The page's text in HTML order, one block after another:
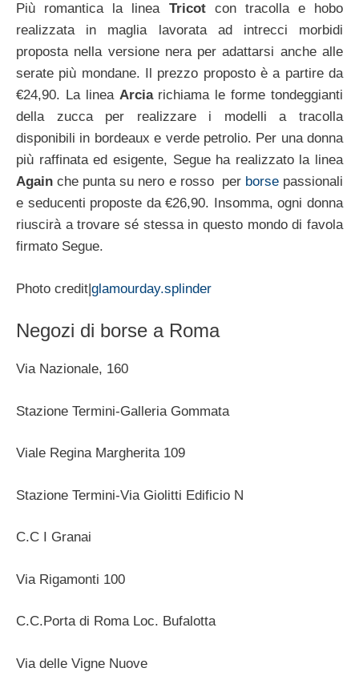
Più romantica la linea Tricotcon tracolla e hobo
realizzata in maglia lavorata ad intrecci morbidi
proposta nella versione nera per adattarsi anche alle
serate più mondane. Il prezzo proposto è a partire da
€24,90. La linea Arciarichiama le forme tondeggianti
della zucca per realizzare i modelli a tracolla
disponibili in bordeaux e verde petrolio. Per una donna
più raffinata ed esigente, Segue ha realizzato la linea
Again che punta su nero e rosso perborsepassionali
e seducenti proposte da €26,90. Insomma, ogni donna
riuscirà a trovare sé stessa in questo mondo di favola
firmato Segue.
Photo credit|glamourday.splinder
Negozi di borse a Roma
Via Nazionale, 160
Stazione Termini-Galleria Gommata
Viale Regina Margherita 109
Stazione Termini-Via Giolitti Edificio N
C.C I Granai
Via Rigamonti 100
C.C.Porta di Roma Loc. Bufalotta
Via delle Vigne Nuove